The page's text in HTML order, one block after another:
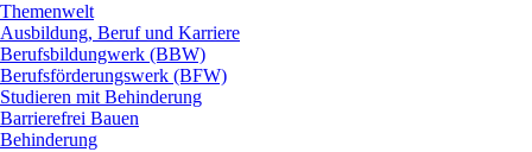
Themenwelt
Ausbildung, Beruf und Karriere
Berufsbildungwerk (BBW)
Berufsförderungswerk (BFW)
Studieren mit Behinderung
Barrierefrei Bauen
Behinderung